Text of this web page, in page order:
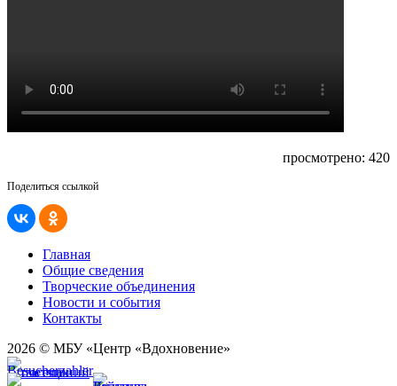
просмотрено: 420
Поделиться ссылкой
Главная
Общие сведения
Творческие объединения
Новости и события
Контакты
2026 © МБУ «Центр «Вдохновение»